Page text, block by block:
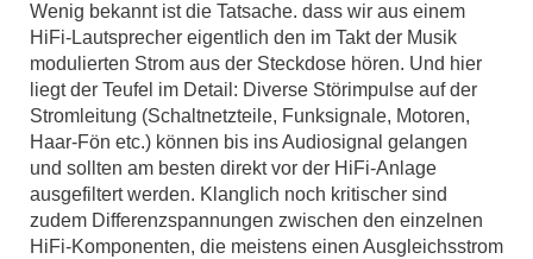
Wenig bekannt ist die Tatsache. dass wir aus einem
HiFi-Lautsprecher eigentlich den im Takt der Musik
modulierten Strom aus der Steckdose hören. Und hier
liegt der Teufel im Detail: Diverse Störimpulse auf der
Stromleitung (Schaltnetzteile, Funksignale, Motoren,
Haar-Fön etc.) können bis ins Audiosignal gelangen
und sollten am besten direkt vor der HiFi-Anlage
ausgefiltert werden. Klanglich noch kritischer sind
zudem Differenzspannungen zwischen den einzelnen
HiFi-Komponenten, die meistens einen Ausgleichsstrom